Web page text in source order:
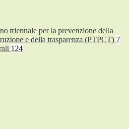
triennale per la prevenzione della
e della trasparenza (PTPCT) 7
124